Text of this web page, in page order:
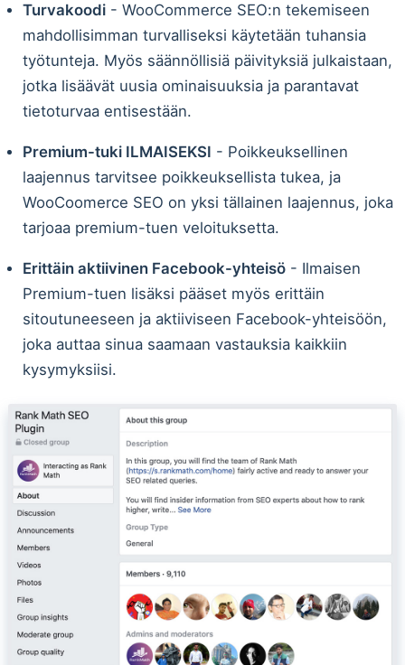
Turvakoodi- WooCommerce SEO:n tekemiseen
mahdollisimman turvalliseksi käytetään tuhansia
työtunteja. Myös säännöllisiä päivityksiä julkaistaan,
jotka lisäävät uusia ominaisuuksia ja parantavat
tietoturvaa entisestään.
Premium-tuki ILMAISEKSI - Poikkeuksellinen
laajennus tarvitsee poikkeuksellista tukea, ja
WooCoomerce SEO on yksi tällainen laajennus, joka
tarjoaa premium-tuen veloituksetta.
Erittäin aktiivinen Facebook-yhteisö- Ilmaisen
Premium-tuen lisäksi pääset myös erittäin
sitoutuneeseen ja aktiiviseen Facebook-yhteisöön,
joka auttaa sinua saamaan vastauksia kaikkiin
kysymyksiisi.